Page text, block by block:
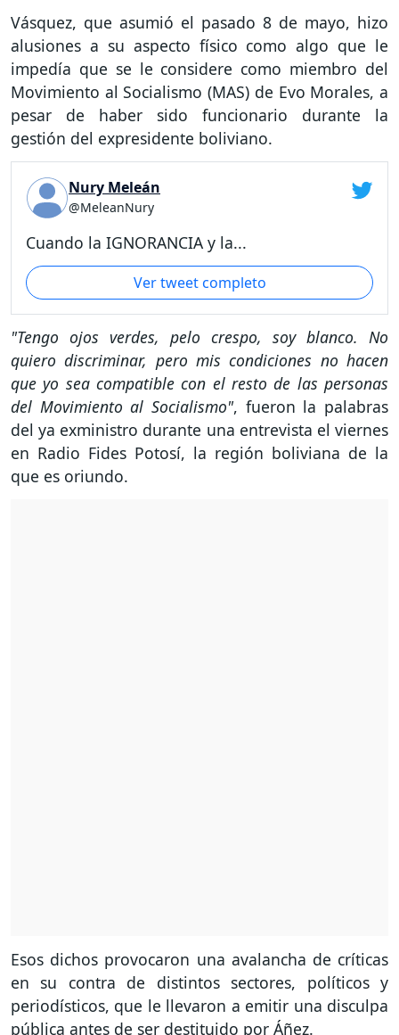
Vásquez, que asumió el pasado 8 de mayo, hizo
alusiones a su aspecto físico como algo que le
impedía que se le considere como miembro del
Movimiento al Socialismo (MAS) de Evo Morales, a
pesar de haber sido funcionario durante la
gestión del expresidente boliviano.
Nury Meleán
@MeleanNury
Cuando la IGNORANCIA y la...
Ver tweet completo
"Tengo ojos verdes, pelo crespo, soy blanco. No
quiero discriminar, pero mis condiciones no hacen
que yo sea compatible con el resto de las personas
del Movimiento al Socialismo", fueron la palabras
del ya exministro durante una entrevista el viernes
en Radio Fides Potosí, la región boliviana de la
que es oriundo.
Esos dichos provocaron una avalancha de críticas
en su contra de distintos sectores, políticos y
periodísticos, que le llevaron a emitir una disculpa
pública antes de ser destituido por Áñez.